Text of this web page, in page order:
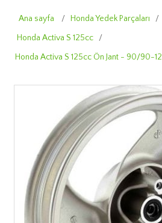
Ana sayfa / Honda Yedek Parçaları
/
Honda Activa S 125cc
/
Honda Activa S 125cc Ön Jant - 90/90-12